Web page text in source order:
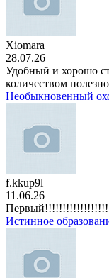
Xiomara
28.07.26
Удобный и хорошо
количеством
Необыкновенный
f.kkup9l
11.06.26
Истинное